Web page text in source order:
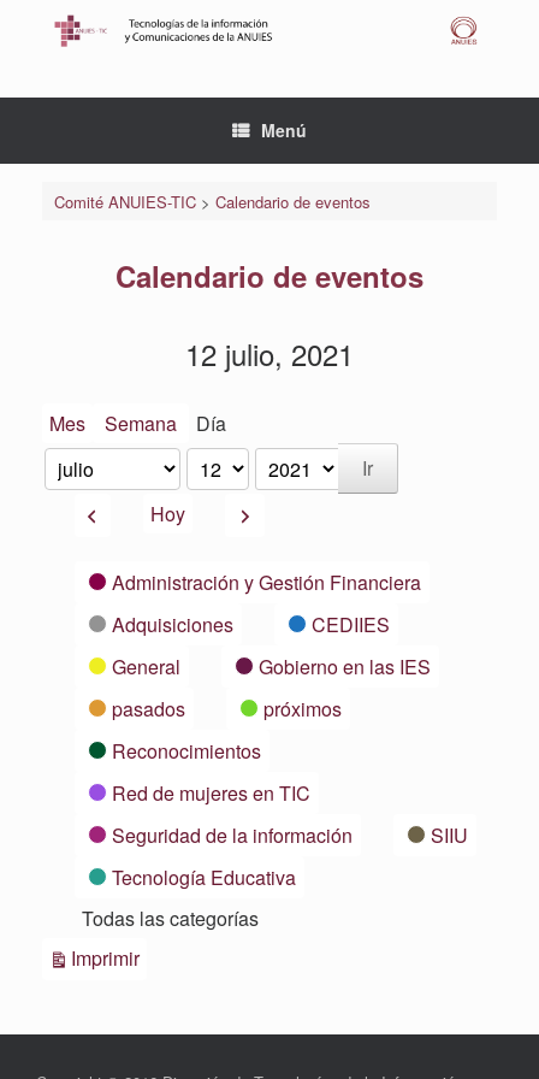
Menú
Comité ANUIES-TIC> Calendario de eventos
Calendario de eventos
12 julio, 2021
Mes Semana Día
Mes
Día
Año
AnteriorHoy Siguiente
CategoríasAdministración y Gestión Financiera
Adquisiciones
CEDIIES
General
Gobierno en las IES
pasados
próximos
Reconocimientos
Red de mujeres en TIC
Seguridad de la información
SIIU
Tecnología Educativa
Todas las categorías
ImprimirVistas